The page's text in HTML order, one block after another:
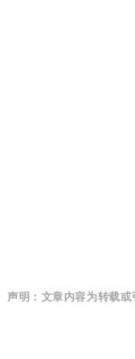
声明：文章内容为转载或